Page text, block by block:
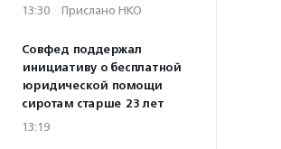
13:30 · Прислано НКО
Совфед поддержал
инициативу о бесплатной
юридической помощи
сиротам старше 23 лет
13:19